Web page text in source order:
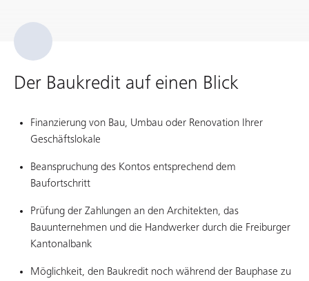
Der Baukredit auf einen Blick
Finanzierung von Bau, Umbau oder Renovation Ihrer
Geschäftslokale
Beanspruchung des Kontos entsprechend dem
Baufortschritt
Prüfung der Zahlungen an den Architekten, das
Bauunternehmen und die Handwerker durch die Freiburger
Kantonalbank
Möglichkeit, den Baukredit noch während der Bauphase zu